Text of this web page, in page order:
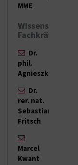
MME
Fachkräfte:
Dr.
phil.
Agnieszka Ciężka
Dr.
rer. nat.
Sebastian
Fritsch
Marcel
Kwant